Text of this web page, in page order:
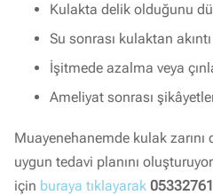
Kulakta delik olduğunu
Su sonrası kulaktan
İşitmede azalma veya
Ameliyat sonrası
Muayenehanemde kulak zarını
uygun tedavi planını
için buraya tıklayarak